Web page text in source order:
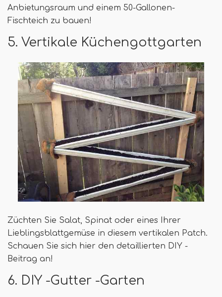
Anbietungsraum und einem 50-Gallonen-
Fischteich zu bauen!
5. Vertikale Küchengottgarten
Züchten Sie Salat, Spinat oder eines Ihrer
Lieblingsblattgemüse in diesem vertikalen Patch.
Schauen Sie sich hier den detaillierten DIY -
Beitrag an!
6. DIY -Gutter -Garten